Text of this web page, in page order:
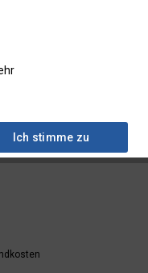
Ich stimme zu